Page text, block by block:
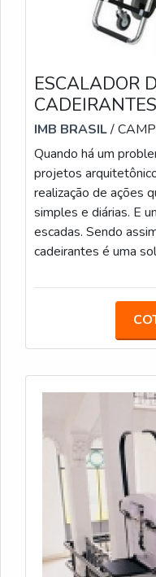
ESCALADOR
CADEIRANTES
IMB BRASIL/
Quando há um
projetos
realização de ações
simples e diárias. E
escadas. Sendo
cadeirantes é uma
reforma são
de um sistema
retirada do usuário